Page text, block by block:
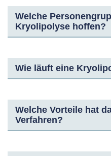
Welche
Kryolipolyse hoffen?
Wie läuft eine
Welche Vorteile hat
Verfahren?